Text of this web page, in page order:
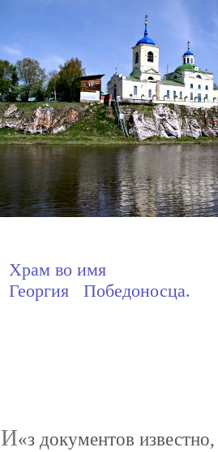
Храм во имя
Георгия Победоносца.
И з документов